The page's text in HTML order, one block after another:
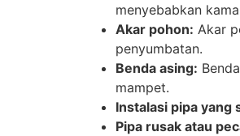
menyebabkan
Akar pohon: Akar
penyumbatan.
Benda asing:
mampet.
Instalasi pipa yang
Pipa rusak atau